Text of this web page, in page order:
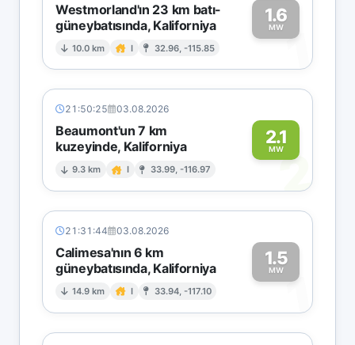
Westmorland'ın 23 km batı-
güneybatısında, Kaliforniya
10.0 km I 32.96, -115.85
1.6
MW1
21:50:25 03.08.2026
Beaumont'un 7 km
kuzeyinde, Kaliforniya
9.3 km I 33.99, -116.97
2.1
MW2
21:31:44 03.08.2026
Calimesa'nın 6 km
güneybatısında, Kaliforniya
14.9 km I 33.94, -117.10
1.5
MW1